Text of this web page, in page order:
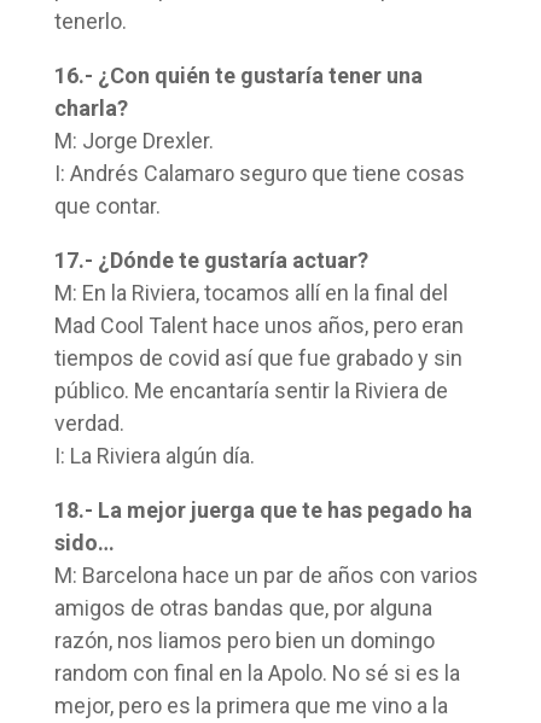
tenerlo.
16.- ¿Con quién te gustaría tener una
charla?
M: Jorge Drexler.
I: Andrés Calamaro seguro que tiene cosas
que contar.
17.- ¿Dónde te gustaría actuar?
M: En la Riviera, tocamos allí en la final del
Mad Cool Talent hace unos años, pero eran
tiempos de covid así que fue grabado y sin
público. Me encantaría sentir la Riviera de
verdad.
I: La Riviera algún día.
18.- La mejor juerga que te has pegado ha
sido…
M: Barcelona hace un par de años con varios
amigos de otras bandas que, por alguna
razón, nos liamos pero bien un domingo
random con final en la Apolo. No sé si es la
mejor, pero es la primera que me vino a la